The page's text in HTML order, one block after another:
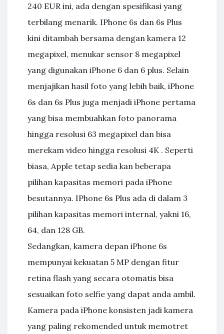
240 EUR ini, ada dengan spesifikasi yang
terbilang menarik. IPhone 6s dan 6s Plus
kini ditambah bersama dengan kamera 12
megapixel, menukar sensor 8 megapixel
yang digunakan iPhone 6 dan 6 plus. Selain
menjajikan hasil foto yang lebih baik, iPhone
6s dan 6s Plus juga menjadi iPhone pertama
yang bisa membuahkan foto panorama
hingga resolusi 63 megapixel dan bisa
merekam video hingga resolusi 4K . Seperti
biasa, Apple tetap sedia kan beberapa
pilihan kapasitas memori pada iPhone
besutannya. IPhone 6s Plus ada di dalam 3
pilihan kapasitas memori internal, yakni 16,
64, dan 128 GB.
Sedangkan, kamera depan iPhone 6s
mempunyai kekuatan 5 MP dengan fitur
retina flash yang secara otomatis bisa
sesuaikan foto selfie yang dapat anda ambil.
Kamera pada iPhone konsisten jadi kamera
yang paling rekomended untuk memotret